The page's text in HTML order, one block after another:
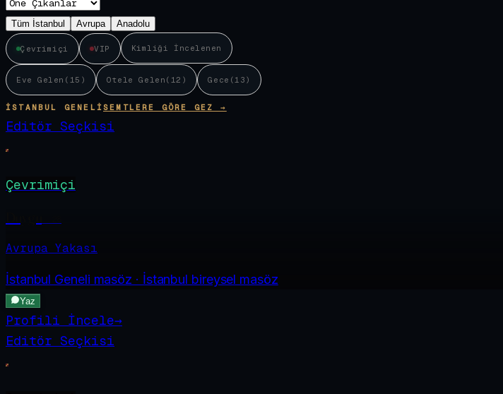
Tüm İstanbul Avrupa Anadolu
Çevrimiçi VIP Kimliği İncelenen
Eve Gelen ( 15 ) Otele Gelen ( 12 ) Gece (13 )
İSTANBUL GENELISEMTLERE GÖRE GEZ →
Editör Seçkisi
Çevrimiçi
Avrupa Yakası
İstanbul Geneli masöz · İstanbul bireysel masöz
Yaz
Profili İncele→
Editör Seçkisi